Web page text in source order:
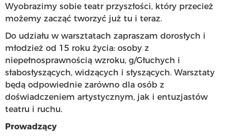
Wyobrazimy sobie teatr przyszłości, który przecież
możemy zacząć tworzyć już tu i teraz.
Do udziału w warsztatach zapraszam dorosłych i
młodzież od 15 roku życia: osoby z
niepełnosprawnością wzroku, g/Głuchych i
słabosłyszących, widzących i słyszących. Warsztaty
będą odpowiednie zarówno dla osób z
doświadczeniem artystycznym, jak i entuzjastów
teatru i ruchu.
Prowadzący